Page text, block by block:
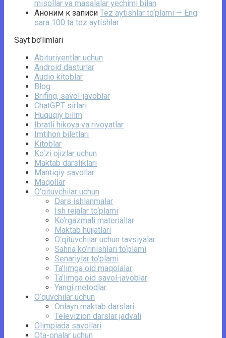
misollar va masalalar yechimi bilan
Аноним к записи Tez aytishlar to‘plami — Eng
sara 100 ta tez aytishlar
Sayt bo’limlari
Abituriyentlar uchun
Android dasturlar
Audio kitoblar
Blog
Brifing, savol-javoblar
ChatGPT sirlari
Huquqiy bilim
Ibratli hikoya va rivoyatlar
Imtihon biletlari
Kitoblar
Ko‘zi ojizlar uchun
Maktab darsliklari
Mantiqiy savollar
Maqollar
O‘qituvchilar uchun
Dars ishlanmalar
Ish rejalar to‘plami
Ko‘rgazmali materiallar
Maktab hujjatlari
O‘qituvchilar uchun tavsiyalar
Sahna ko‘rinishlari to‘plami
Senariylar to‘plami
Ta’limga oid maqolalar
Ta’limga oid savol-javoblar
Yangi metodlar
O‘quvchilar uchun
Onlayn maktab darslari
Televizion darslar jadvali
Olimpiada savollari
Ota-onalar uchun